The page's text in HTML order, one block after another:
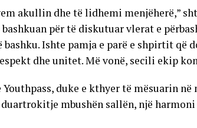
akullin dhe të lidhemi menjëherë,”
për të diskutuar vlerat e
Ishte pamja e parë e shpirtit që
dhe unitet. Më vonë, secili ekip
duke e kthyer të mësuarin në
duartrokitje mbushën sallën, një